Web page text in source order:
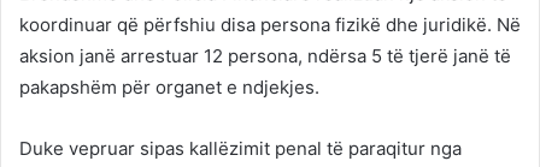
koordinuar që përfshiu disa persona fizikë dhe juridikë. Në
aksion janë arrestuar 12 persona, ndërsa 5 të tjerë janë të
pakapshëm për organet e ndjekjes.
Duke vepruar sipas kallëzimit penal të paraqitur nga